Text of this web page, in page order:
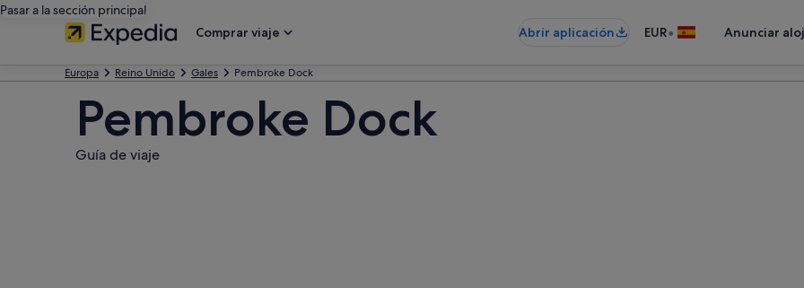
Pasar a la sección principal
Comprar viaje
Abrir aplicación EUR• Anunciar
Europa Reino Unido Gales Pembroke Dock
Pembroke Dock
Guía de viaje